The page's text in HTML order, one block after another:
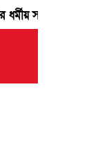
জনগন রাজ্যের